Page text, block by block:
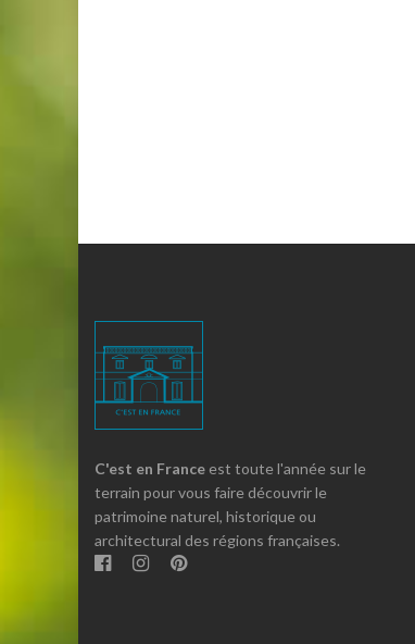
C'est en France est toute l'année sur le
terrain pour vous faire découvrir le
patrimoine naturel, historique ou
architectural des régions françaises.